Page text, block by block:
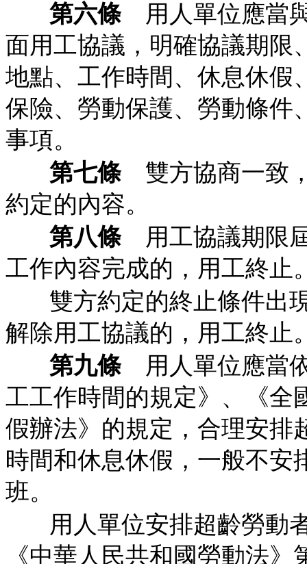
第六條用人單位應當
面用工協議，明確協議期限
地點、工作時間、休息休假
保險、勞動保護、勞動條件
事項。
第七條雙方協商一致
約定的內容。
第八條用工協議期限
工作內容完成的，用工終止
雙方約定的終止條件出
解除用工協議的，用工終止
第九條用人單位應當
工工作時間的規定》、《全
假辦法》的規定，合理安排
時間和休息休假，一般不安
班。
用人單位安排超齡勞動
《中華人民共和國勞動法